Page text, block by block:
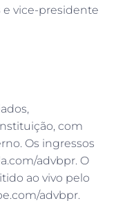
e vice-presidente
com
Os ingressos
advbpr. O
ao vivo pelo
advbpr.